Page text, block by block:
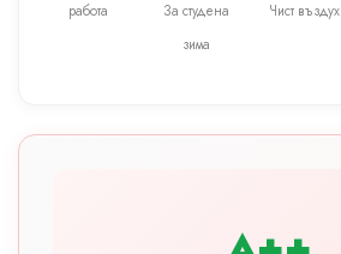
работа
За студена
зима
Чист въздух